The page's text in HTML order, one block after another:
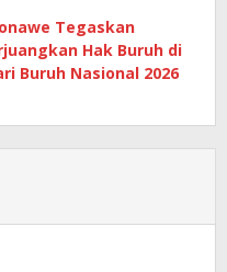
Tegaskan
Hak Buruh di
Buruh Nasional 2026